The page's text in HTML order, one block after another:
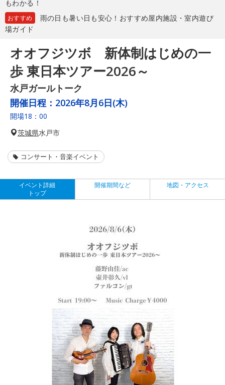
もわかる！
おすすめ
雨の日も暑い日も安心！おすすめ屋内施設・室内遊び
場ガイド
オオフジツボ 新体制はじめの一
歩 東日本ツアー2026～
水戸ガールトーク
開催日程： 2026年8月6日(木)
開場18：00
茨城県水戸市
コンサート・音楽イベント
イベント詳細
トップ
開催期間など 地図・アクセス